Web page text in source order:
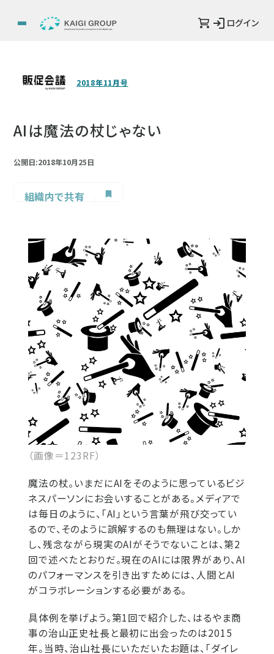
ログイン
2018年11月号
AIは魔法の杖じゃない
公開日:2018年10月25日
組織内で共有
（画像＝123RF）
魔法の杖。いまだにAIをそのように思っているビジ
ネスパーソンにお会いすることがある。メディアで
は毎日のように、「AI」という言葉が飛び交ってい
るので、そのように誤解するのも無理はない。しか
し、残念ながら現実のAIがそうでないことは、第2
回で述べたとおりだ。現在のAIには限界があり、AI
のパフォーマンスを引き出すためには、人間とAI
がコラボレーションする必要がある。
具体例を挙げよう。第1回で紹介した、はるやま商
事の治山正史社長と最初に出会ったのは2015
年。当時、治山社長にいただいたお題は、「ダイレ